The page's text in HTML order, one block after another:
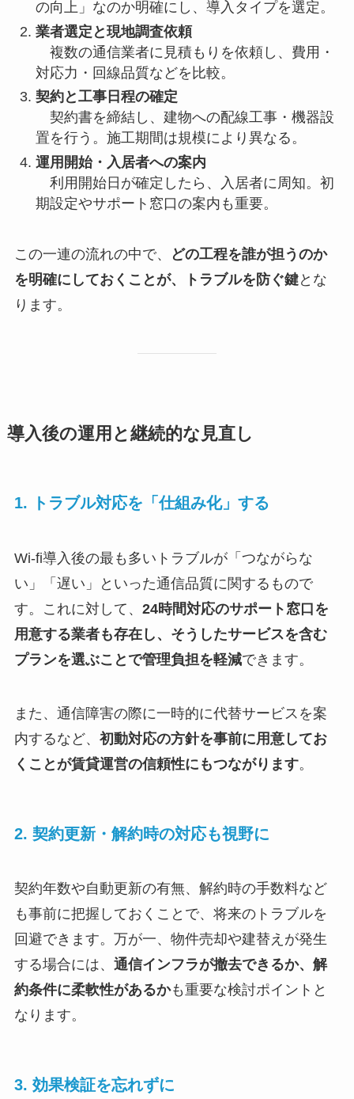
の向上」なのか明確にし、導入タイプを選定。
業者選定と現地調査依頼
複数の通信業者に見積もりを依頼し、費用・
対応力・回線品質などを比較。
契約と工事日程の確定
契約書を締結し、建物への配線工事・機器設
置を行う。施工期間は規模により異なる。
運用開始・入居者への案内
利用開始日が確定したら、入居者に周知。初
期設定やサポート窓口の案内も重要。
この一連の流れの中で、
どの工程を誰が担うのか
を明確にしておくことが、トラブルを防ぐ鍵とな
ります。
導入後の運用と継続的な見直し
1. トラブル対応を「仕組み化」する
Wi-fi導入後の最も多いトラブルが「つながらな
い」「遅い」といった通信品質に関するもので
す。これに対して、 24時間対応のサポート窓口を
用意する業者も存在し、そうしたサービスを含む
プランを選ぶことで管理負担を軽減できます。
また、通信障害の際に一時的に代替サービスを案
内するなど、 初動対応の方針を事前に用意してお
くことが賃貸運営の信頼性にもつながります。
2. 契約更新・解約時の対応も視野に
契約年数や自動更新の有無、解約時の手数料など
も事前に把握しておくことで、将来のトラブルを
回避できます。万が一、物件売却や建替えが発生
する場合には、 通信インフラが撤去できるか、解
約条件に柔軟性があるかも重要な検討ポイントと
なります。
3. 効果検証を忘れずに